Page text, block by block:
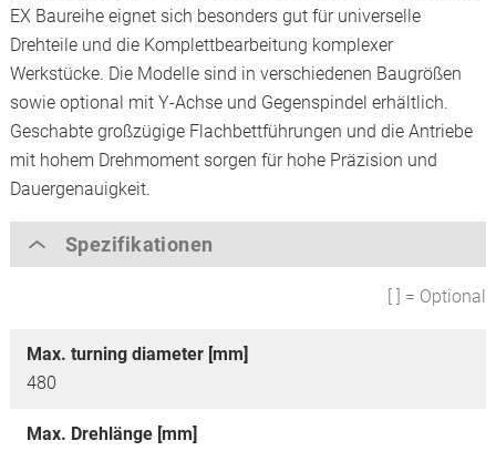
EX Baureihe eignet sich besonders gut für universelle
Drehteile und die Komplettbearbeitung komplexer
Werkstücke. Die Modelle sind in verschiedenen Baugrößen
sowie optional mit Y-Achse und Gegenspindel erhältlich.
Geschabte großzügige Flachbettführungen und die Antriebe
mit hohem Drehmoment sorgen für hohe Präzision und
Dauergenauigkeit.
Spezifikationen
[ ] = Optional
Max. turning diameter [mm]
480
Max. Drehlänge [mm]